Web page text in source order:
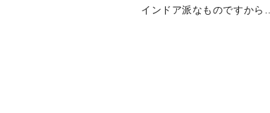
インドア派なものですから…